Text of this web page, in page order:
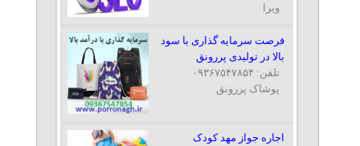
ویرا
فرصت سرمایه گذاری با سود
بالا در تولیدی پررونق
پوشاک پررونق
تلفن: ۰۹۳۶۷۵۴۷۸۵۴
اجاره جواز مهد کودک